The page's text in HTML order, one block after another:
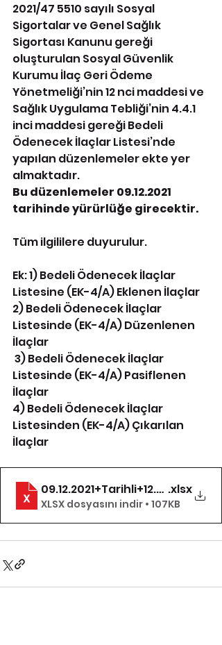
2021/47 5510 sayılı Sosyal
Sigortalar ve Genel Sağlık
Sigortası Kanunu gereği
oluşturulan Sosyal Güvenlik
Kurumu İlaç Geri Ödeme
Yönetmeliği’nin 12 nci maddesi ve
Sağlık Uygulama Tebliği’nin 4.4.1
inci maddesi gereği Bedeli
Ödenecek İlaçlar Listesi’nde
yapılan düzenlemeler ekte yer
almaktadır.
Bu düzenlemeler 09.12.2021
tarihinde yürürlüğe girecektir.
Tüm ilgililere duyurulur.
Ek: 1) Bedeli Ödenecek İlaçlar
Listesine (EK-4/A) Eklenen İlaçlar
2) Bedeli Ödenecek İlaçlar
Listesinde (EK-4/A) Düzenlenen
İlaçlar
Listesinde (EK-4/A) Pasiflenen
İlaçlar
4) Bedeli Ödenecek İlaçlar
Listesinden (EK-4/A) Çıkarılan
İlaçlar
09.12.2021+Tarihli+12.+Madde-
.xlsx
XLSX dosyasını indir • 107KB